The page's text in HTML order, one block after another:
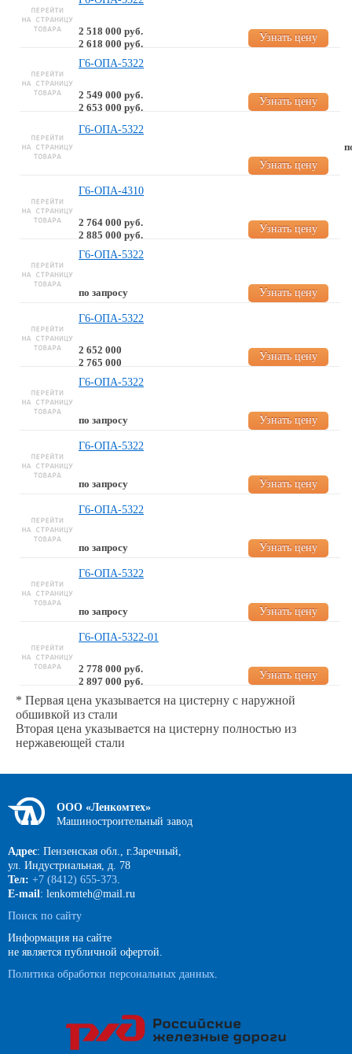
2 518 000 руб.
2 618 000 руб.
Узнать цену
Г6-ОПА-5322
2 549 000 руб.
2 653 000 руб.
Узнать цену
Г6-ОПА-5322
Узнать цену
Г6-ОПА-4310
2 764 000 руб.
2 885 000 руб.
Узнать цену
Г6-ОПА-5322
по запросу Узнать цену
Г6-ОПА-5322
2 652 000
2 765 000
Узнать цену
Г6-ОПА-5322
по запросу Узнать цену
Г6-ОПА-5322
по запросу Узнать цену
Г6-ОПА-5322
по запросу Узнать цену
Г6-ОПА-5322
по запросу Узнать цену
Г6-ОПА-5322-01
2 778 000 руб.
2 897 000 руб.
Узнать цену
* Первая цена указывается на цистерну с наружной
обшивкой из стали
Вторая цена указывается на цистерну полностью из
нержавеющей стали
ООО «Ленкомтех»
Машиностроительный завод
Адрес: Пензенская обл., г.Заречный,
ул. Индустриальная, д. 78
Тел: +7 (8412) 655-373.
E-mail: lenkomteh@mail.ru
Поиск по сайту
Информация на сайте
не является публичной офертой.
Политика обработки персональных данных.